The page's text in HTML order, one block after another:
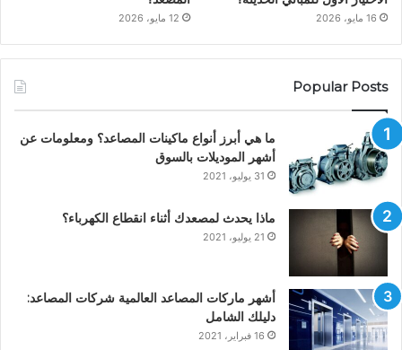
16 مايو، 2026 12 مايو، 2026
Popular Posts
ما هي أبرز أنواع ماكينات المصاعد؟ ومعلومات عن
أشهر الموديلات بالسوق
31 يوليو، 2021
ماذا يحدث لمصعدك أثناء انقطاع الكهرباء؟
21 يوليو، 2021
أشهر ماركات المصاعد العالمية شركات المصاعد:
دليلك الشامل
16 فبراير، 2021